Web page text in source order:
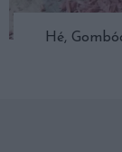
Hé,